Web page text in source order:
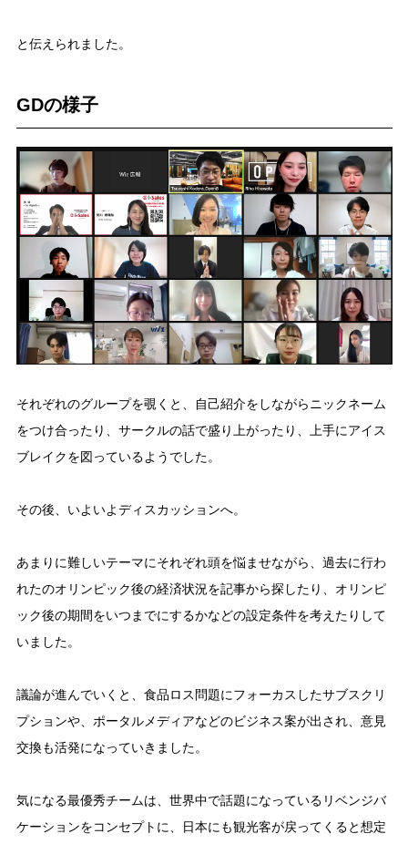
と伝えられました。
GDの様子
それぞれのグループを覗くと、自己紹介をしながらニックネーム
をつけ合ったり、サークルの話で盛り上がったり、上手にアイス
ブレイクを図っているようでした。
その後、いよいよディスカッションへ。
あまりに難しいテーマにそれぞれ頭を悩ませながら、過去に行わ
れたのオリンピック後の経済状況を記事から探したり、オリンピ
ック後の期間をいつまでにするかなどの設定条件を考えたりして
いました。
議論が進んでいくと、食品ロス問題にフォーカスしたサブスクリ
プションや、ポータルメディアなどのビジネス案が出され、意見
交換も活発になっていきました。
気になる最優秀チームは、世界中で話題になっているリベンジバ
ケーションをコンセプトに、日本にも観光客が戻ってくると想定